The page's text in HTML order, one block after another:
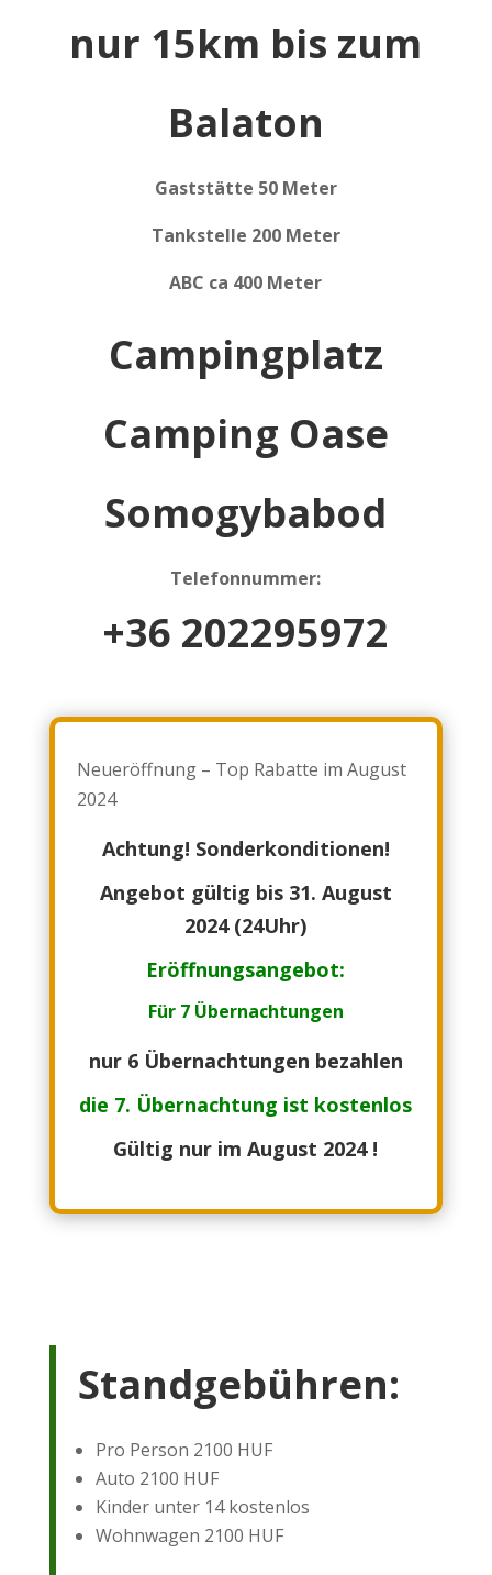
nur 15km bis zum
Balaton
Gaststätte 50 Meter
Tankstelle 200 Meter
ABC ca 400 Meter
Campingplatz
Camping Oase
Somogybabod
Telefonnummer:
+36 202295972
Neueröffnung – Top Rabatte im August
2024
Achtung! Sonderkonditionen!
Angebot gültig bis 31. August
2024 (24Uhr)
Eröffnungsangebot:
Für 7 Übernachtungen
nur 6 Übernachtungen bezahlen
die 7. Übernachtung ist kostenlos
Gültig nur im August 2024 !
Standgebühren:
Pro Person 2100 HUF
Auto 2100 HUF
Kinder unter 14 kostenlos
Wohnwagen 2100 HUF